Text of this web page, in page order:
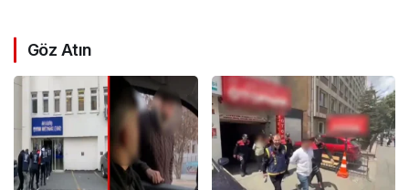
Göz Atın